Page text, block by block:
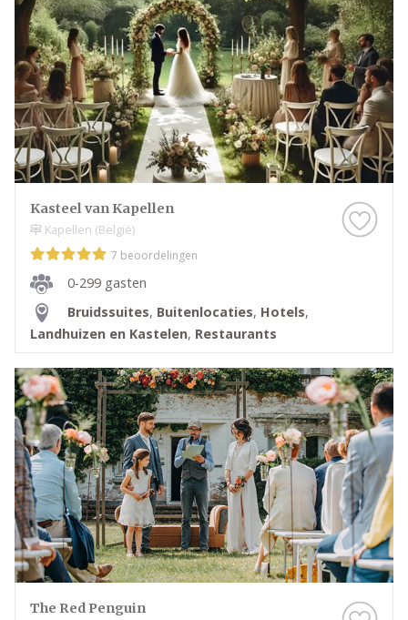
Kasteel van Kapellen
Kapellen (België)
7 beoordelingen
0-299 gasten
Bruidssuites, Buitenlocaties, Hotels,
Landhuizen en Kastelen, Restaurants
The Red Penguin